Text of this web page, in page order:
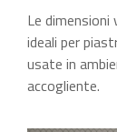
Le
ideali per
usate in
accogliente.